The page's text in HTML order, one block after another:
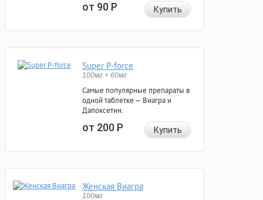
от 90Р Купить
Super P-force
100мг + 60мг
Самые популярные препараты в
одной таблетке — Виагра и
Дапоксетин.
от 200Р Купить
Женская Виагра
100мг